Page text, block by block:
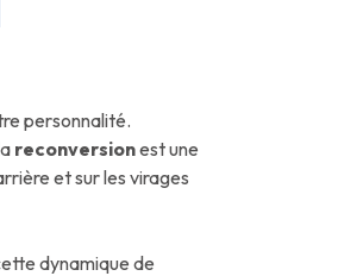
personnalité.
reconversionest une
et sur les virages
dynamique de